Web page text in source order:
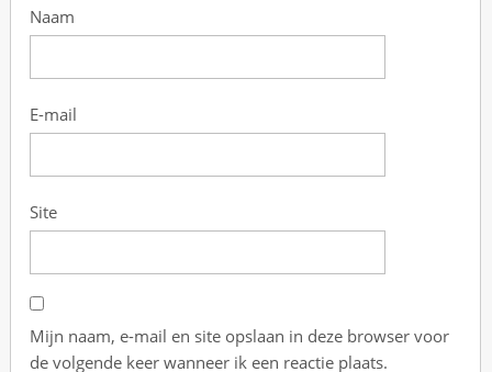
Naam
E-mail
Site
Mijn naam, e-mail en site opslaan in deze browser voor
de volgende keer wanneer ik een reactie plaats.